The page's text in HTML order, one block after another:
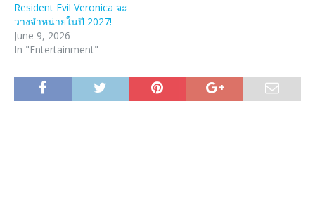
Resident Evil Veronica จะ
วางจำหน่ายในปี 2027!
June 9, 2026
In "Entertainment"